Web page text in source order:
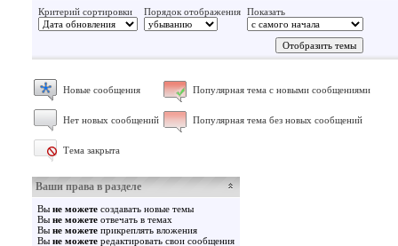
Критерий сортировки Порядок отображения Показать
Новые сообщения Популярная тема с новыми сообщениями
Нет новых сообщений Популярная тема без новых сообщений
Тема закрыта
Ваши права в разделе
Вы не можете создавать новые темы
Вы не можете отвечать в темах
Вы не можете прикреплять вложения
Вы не можете редактировать свои сообщения